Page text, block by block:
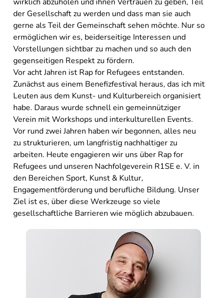
wirklich abzuholen und ihnen Vertrauen zu geben, Teil
der Gesellschaft zu werden und dass man sie auch
gerne als Teil der Gemeinschaft sehen möchte. Nur so
ermöglichen wir es, beiderseitige Interessen und
Vorstellungen sichtbar zu machen und so auch den
gegenseitigen Respekt zu fördern.
Vor acht Jahren ist Rap for Refugees entstanden.
Zunächst aus einem Benefizfestival heraus, das ich mit
Leuten aus dem Kunst- und Kulturbereich organisiert
habe. Daraus wurde schnell ein gemeinnütziger
Verein mit Workshops und interkulturellen Events.
Vor rund zwei Jahren haben wir begonnen, alles neu
zu strukturieren, um langfristig nachhaltiger zu
arbeiten. Heute engagieren wir uns über Rap for
Refugees und unseren Nachfolgeverein R1SE e. V. in
den Bereichen Sport, Kunst & Kultur,
Engagementförderung und berufliche Bildung. Unser
Ziel ist es, über diese Werkzeuge so viele
gesellschaftliche Barrieren wie möglich abzubauen.